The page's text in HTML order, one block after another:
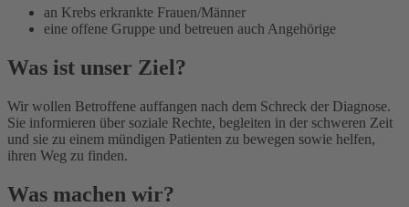
an Krebs erkrankte Frauen/Männer
eine offene Gruppe und betreuen auch Angehörige
Was ist unser Ziel?
Wir wollen Betroffene auffangen nach dem Schreck der Diagnose.
Sie informieren über soziale Rechte, begleiten in der schweren Zeit
und sie zu einem mündigen Patienten zu bewegen sowie helfen,
ihren Weg zu finden.
Was machen wir?